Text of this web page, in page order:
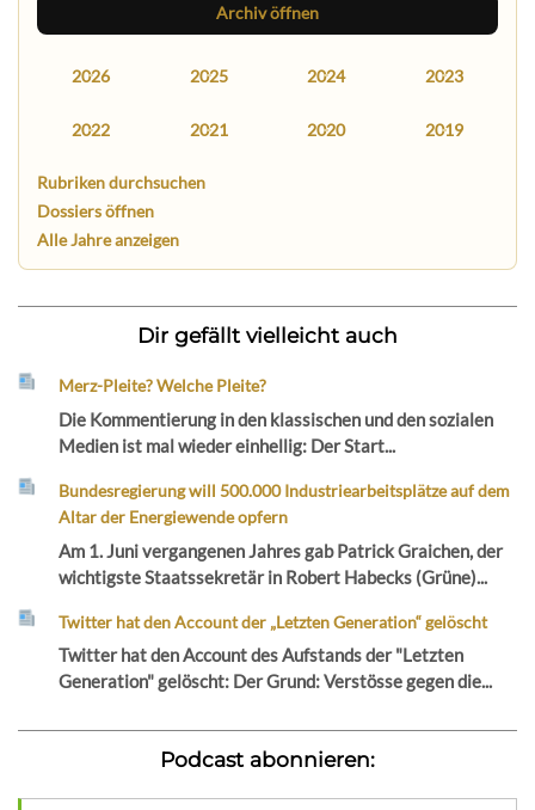
Archiv öffnen
2026 2025 2024 2023
2022 2021 2020 2019
Rubriken durchsuchen
Dossiers öffnen
Alle Jahre anzeigen
Dir gefällt vielleicht auch
Merz-Pleite? Welche Pleite?
Die Kommentierung in den klassischen und den sozialen
Medien ist mal wieder einhellig: Der Start...
Bundesregierung will 500.000 Industriearbeitsplätze auf dem
Altar der Energiewende opfern
Am 1. Juni vergangenen Jahres gab Patrick Graichen, der
wichtigste Staatssekretär in Robert Habecks (Grüne)...
Twitter hat den Account der „Letzten Generation“ gelöscht
Twitter hat den Account des Aufstands der "Letzten
Generation" gelöscht: Der Grund: Verstösse gegen die...
Podcast abonnieren: